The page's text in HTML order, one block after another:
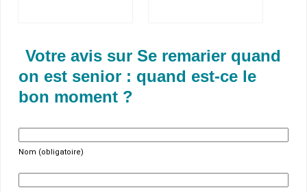
Votre avis sur Se remarier quand
on est senior : quand est-ce le
bon moment ?
Nom (obligatoire)